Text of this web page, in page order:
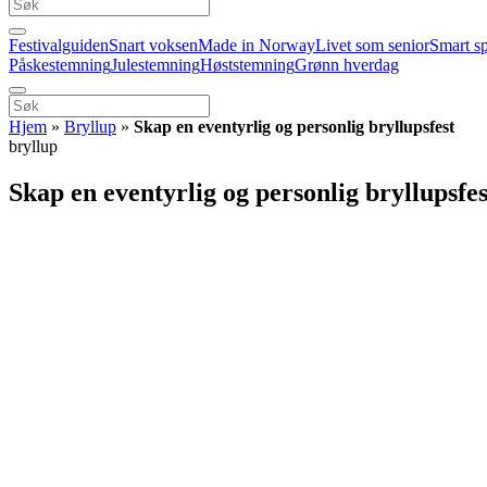
FestivalguidenSnart voksenMade in NorwayLivet som seniorSmart
PåskestemningJulestemningHøststemningGrønn hverdag
Hjem » Bryllup » Skap en eventyrlig og personlig bryllupsfest
bryllup
Skap en eventyrlig og personlig